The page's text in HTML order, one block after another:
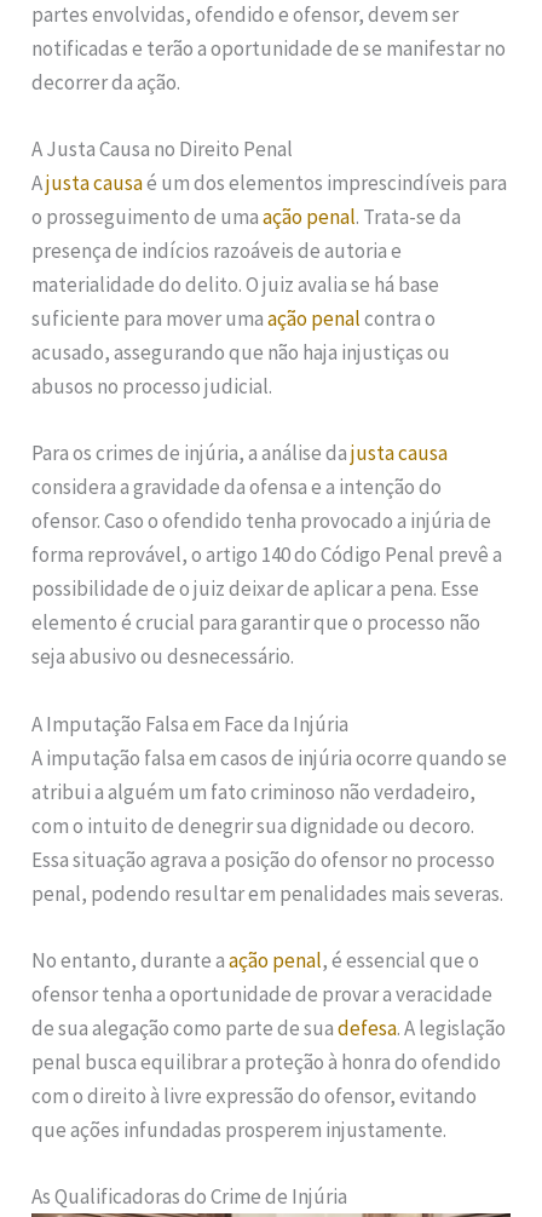
partes envolvidas, ofendido e ofensor, devem ser
notificadas e terão a oportunidade de se manifestar no
decorrer da ação.
A Justa Causa no Direito Penal
Ajusta causaé um dos elementos imprescindíveis para
o prosseguimento de umaação penal. Trata-se da
presença de indícios razoáveis de autoria e
materialidade do delito. O juiz avalia se há base
suficiente para mover umaação penalcontra o
acusado, assegurando que não haja injustiças ou
abusos no processo judicial.
Para os crimes de injúria, a análise dajusta causa
considera a gravidade da ofensa e a intenção do
ofensor. Caso o ofendido tenha provocado a injúria de
forma reprovável, o artigo 140 do Código Penal prevê a
possibilidade de o juiz deixar de aplicar a pena. Esse
elemento é crucial para garantir que o processo não
seja abusivo ou desnecessário.
A Imputação Falsa em Face da Injúria
A imputação falsa em casos de injúria ocorre quando se
atribui a alguém um fato criminoso não verdadeiro,
com o intuito de denegrir sua dignidade ou decoro.
Essa situação agrava a posição do ofensor no processo
penal, podendo resultar em penalidades mais severas.
No entanto, durante aação penal, é essencial que o
ofensor tenha a oportunidade de provar a veracidade
de sua alegação como parte de suadefesa. A legislação
penal busca equilibrar a proteção à honra do ofendido
com o direito à livre expressão do ofensor, evitando
que ações infundadas prosperem injustamente.
As Qualificadoras do Crime de Injúria